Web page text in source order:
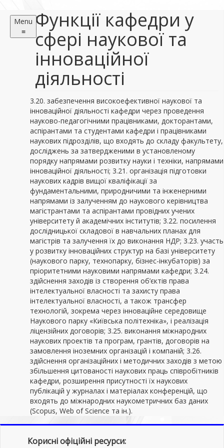
Menu
≡
Функції кафедри у
сфері наукової та
інноваційної
діяльності
3.20. забезпечення високоефективної наукової та
інноваційної діяльності кафедри через проведення
науково-педагогічними працівниками, докторантами,
аспірантами та студентами кафедри і працівниками
наукових підрозділів, що входять до складу факультету,
досліджень за затвердженими в установленому
порядку напрямами розвитку науки і техніки, напрямами
інноваційної діяльності; 3.21. організація підготовки
наукових кадрів вищої кваліфікації за
фундаментальними, природничими та інженерними
напрямами із залученням до наукового керівництва
магістрантами та аспірантами провідних учених
університету й академічних інститутів; 3.22. посилення
дослідницької складової в навчальних планах для
магістрів та залучення їх до виконання НДР; 3.23. участь
у розвитку інноваційних структур на базі університету
(наукового парку, технопарку, бізнес-інкубаторів) за
пріоритетними науковими напрямами кафедри; 3.24.
здійснення заходів із створення об’єктів права
інтелектуальної власності та захисту права
інтелектуальної власності, а також трансфер
технологій, зокрема через інноваційне середовище
Наукового парку «Київська політехніка», і реалізація
ліцензійних договорів; 3.25. виконання міжнародних
наукових проектів та програм, грантів, договорів на
замовлення іноземних організацій і компаній; 3.26.
здійснення організаційних і методичних заходів з метою
збільшення цитованості наукових праць співробітників
кафедри, розширення присутності їх наукових
публікацій у журналах і матеріалах конференцій, що
входять до міжнародних наукометричних баз даних
(Ѕсорuѕ, Web of Science та ін.).
Корисні офіційні ресурси: